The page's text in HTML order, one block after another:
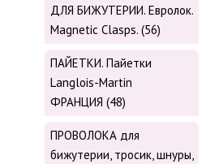
ДЛЯ БИЖУТЕРИИ. Евролок.
Magnetic Сlasps. (56)
ПАЙЕТКИ. Пайетки
Langlois-Martin
ФРАНЦИЯ (48)
ПРОВОЛОКА для
бижутерии, тросик, шнуры,